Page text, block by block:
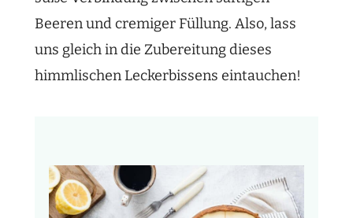
Beeren und cremiger Füllung. Also, lass
uns gleich in die Zubereitung dieses
himmlischen Leckerbissens eintauchen!